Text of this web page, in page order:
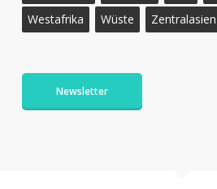
Westafrika
Wüste Zentralasien
Newsletter